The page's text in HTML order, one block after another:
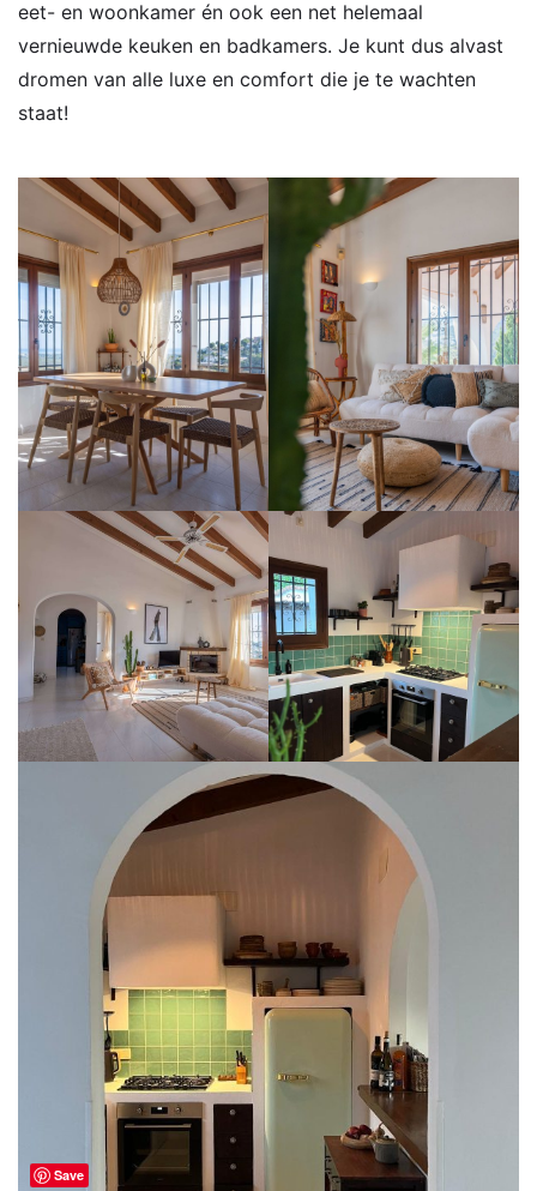
eet- en woonkamer én ook een net helemaal
vernieuwde keuken en badkamers. Je kunt dus alvast
dromen van alle luxe en comfort die je te wachten
staat!
Save